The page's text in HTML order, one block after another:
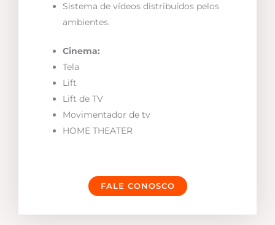
Sistema de vídeos distribuídos pelos
ambientes.
Cinema:
Tela
Lift
Lift de TV
Movimentador de tv
HOME THEATER
FALE CONOSCO